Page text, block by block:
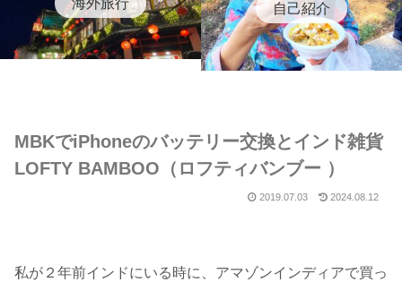
自己紹介
MBKでiPhoneのバッテリー交換とインド雑貨
LOFTY BAMBOO（ロフティバンブー ）
2019.07.03 2024.08.12
私が２年前インドにいる時に、 アマゾンインディアで買っ